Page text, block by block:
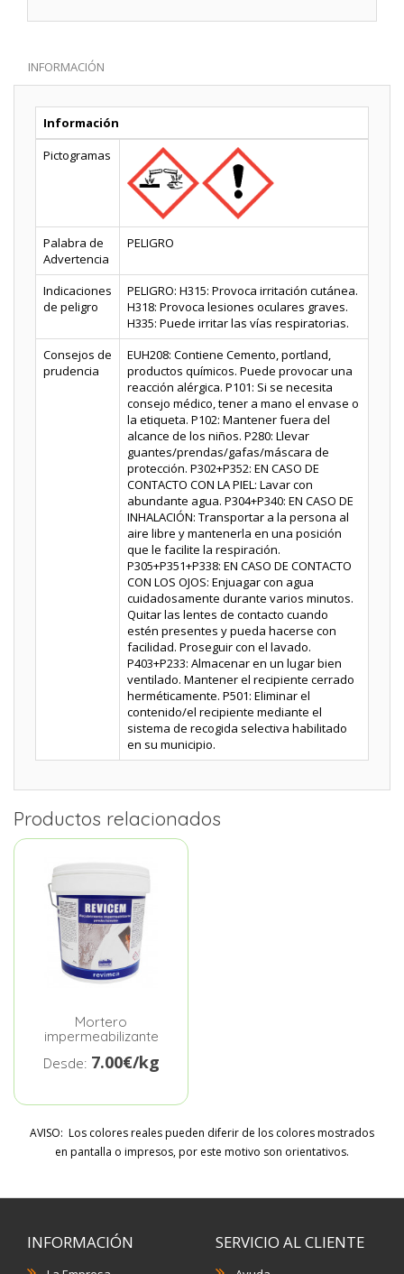
INFORMACIÓN
Información
Pictogramas
Palabra de
Advertencia
PELIGRO
Indicaciones
de peligro
PELIGRO: H315: Provoca irritación cutánea.
H318: Provoca lesiones oculares graves.
H335: Puede irritar las vías respiratorias.
Consejos de
prudencia
EUH208: Contiene Cemento, portland,
productos químicos. Puede provocar una
reacción alérgica. P101: Si se necesita
consejo médico, tener a mano el envase o
la etiqueta. P102: Mantener fuera del
alcance de los niños. P280: Llevar
guantes/prendas/gafas/máscara de
protección. P302+P352: EN CASO DE
CONTACTO CON LA PIEL: Lavar con
abundante agua. P304+P340: EN CASO DE
INHALACIÓN: Transportar a la persona al
aire libre y mantenerla en una posición
que le facilite la respiración.
P305+P351+P338: EN CASO DE CONTACTO
CON LOS OJOS: Enjuagar con agua
cuidadosamente durante varios minutos.
Quitar las lentes de contacto cuando
estén presentes y pueda hacerse con
facilidad. Proseguir con el lavado.
P403+P233: Almacenar en un lugar bien
ventilado. Mantener el recipiente cerrado
herméticamente. P501: Eliminar el
contenido/el recipiente mediante el
sistema de recogida selectiva habilitado
en su municipio.
Productos relacionados
Mortero
impermeabilizante
Desde: 7.00€/kg
AVISO: Los colores reales pueden diferir de los colores mostrados
en pantalla o impresos, por este motivo son orientativos.
INFORMACIÓN SERVICIO AL CLIENTE